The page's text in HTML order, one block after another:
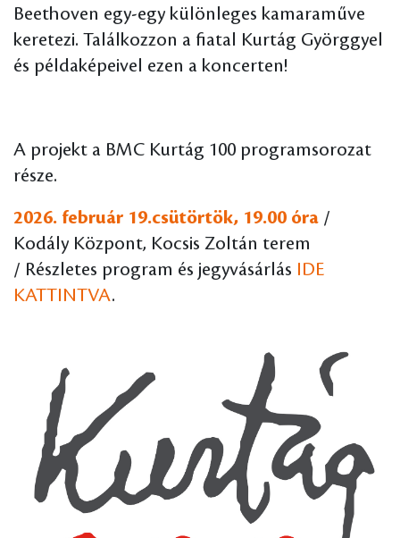
Beethoven egy-egy különleges kamaraműve
keretezi. Találkozzon a fiatal Kurtág Györggyel
és példaképeivel ezen a koncerten!
A projekt a BMC Kurtág 100 programsorozat
része.
2026. február 19.csütörtök, 19.00 óra /
Kodály Központ, Kocsis Zoltán terem
/ Részletes program és jegyvásárlás IDE
KATTINTVA.